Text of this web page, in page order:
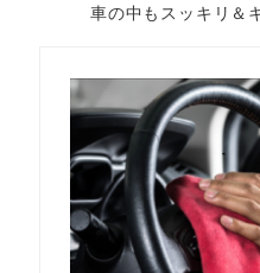
車の中もスッキリ＆